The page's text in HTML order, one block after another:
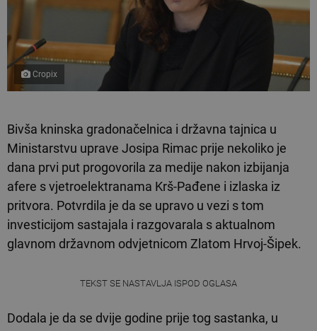
Cropix
Bivša kninska gradonačelnica i državna tajnica u
Ministarstvu uprave Josipa Rimac prije nekoliko je
dana prvi put progovorila za medije nakon izbijanja
afere s vjetroelektranama Krš-Pađene i izlaska iz
pritvora. Potvrdila je da se upravo u vezi s tom
investicijom sastajala i razgovarala s aktualnom
glavnom državnom odvjetnicom Zlatom Hrvoj-Šipek.
TEKST SE NASTAVLJA ISPOD OGLASA
Dodala je da se dvije godine prije tog sastanka, u